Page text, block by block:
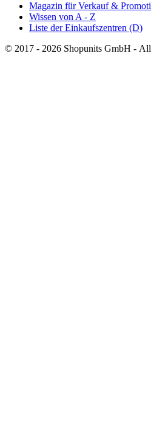
Magazin für Verkauf &
Wissen von A - Z
Liste der Einkaufszentren (D)
© 2017 - 2026 Shopunits GmbH -